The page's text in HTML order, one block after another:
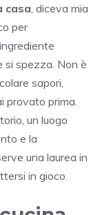
casa , diceva mia
per
si spezza. Non è
sapori,
provato prima.
un luogo
e la
una laurea in
in gioco.